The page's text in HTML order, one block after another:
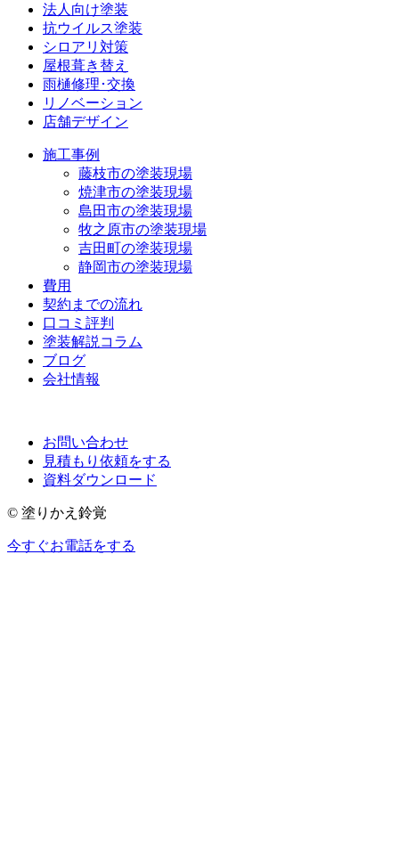
法人向け塗装
抗ウイルス塗装
シロアリ対策
屋根葺き替え
雨樋修理･交換
リノベーション
店舗デザイン
施工事例
藤枝市の塗装現場
焼津市の塗装現場
島田市の塗装現場
牧之原市の塗装現場
吉田町の塗装現場
静岡市の塗装現場
費用
契約までの流れ
口コミ評判
塗装解説コラム
ブログ
会社情報
お問い合わせ
見積もり依頼をする
資料ダウンロード
© 塗りかえ鈴覚
今すぐお電話をする